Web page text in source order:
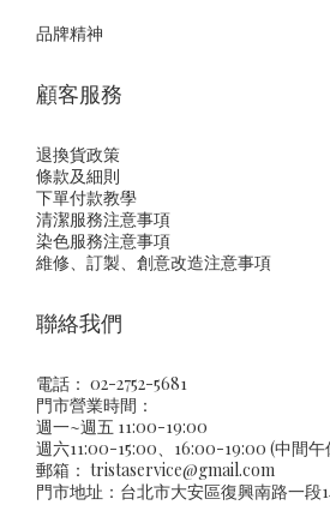
品牌精神
顧客服務
退換貨政策
條款及細則
下單付款教學
清潔服務注意事項
染色服務注意事項
維修、訂製、創意改造注意事項
聯絡我們
電話： 02-2752-5681
門市營業時間：
週一~週五 11:00-19:00
週六11:00-15:00、16:00-19:00 (中間午
郵箱： tristaservice@gmail.com
門市地址：台北市大安區復興南路一段